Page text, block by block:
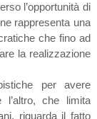
l’opportunità di
rappresenta una
che fino ad
la realizzazione
per avere
l’altro, che limita
riguarda il fatto